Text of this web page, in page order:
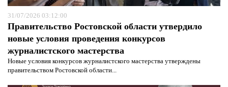
31/07/2026 03:12:00
Правительство Ростовской области утвердило
новые условия проведения конкурсов
журналистского мастерства
Новые условия конкурсов журналистского мастерства утверждены
правительством Ростовской области...